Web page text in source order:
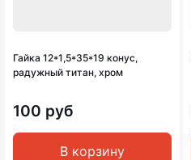
Гайка 12*1,5*35*19 конус,
радужный титан, хром
100 руб
В корзину